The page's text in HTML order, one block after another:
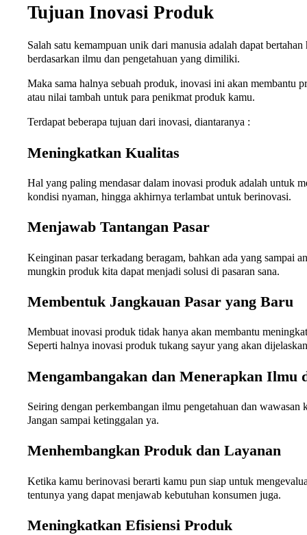
Tujuan Inovasi Produk
Salah satu kemampuan unik dari manusia adalah dapat
berdasarkan ilmu dan pengetahuan yang dimiliki.
Maka sama halnya sebuah produk, inovasi ini akan membantu
atau nilai tambah untuk para penikmat produk kamu.
Terdapat beberapa tujuan dari inovasi, diantaranya :
Meningkatkan Kualitas
Hal yang paling mendasar dalam inovasi produk adalah untuk
kondisi nyaman, hingga akhirnya terlambat untuk berinovasi.
Menjawab Tantangan Pasar
Keinginan pasar terkadang beragam, bahkan ada yang sampai
mungkin produk kita dapat menjadi solusi di pasaran sana.
Membentuk Jangkauan Pasar yang Baru
Membuat inovasi produk tidak hanya akan membantu
Seperti halnya inovasi produk tukang sayur yang akan
Mengambangakan dan Menerapkan Ilmu
Seiring dengan perkembangan ilmu pengetahuan dan
Jangan sampai ketinggalan ya.
Menhembangkan Produk dan Layanan
Ketika kamu berinovasi berarti kamu pun siap untuk
tentunya yang dapat menjawab kebutuhan konsumen juga.
Meningkatkan Efisiensi Produk